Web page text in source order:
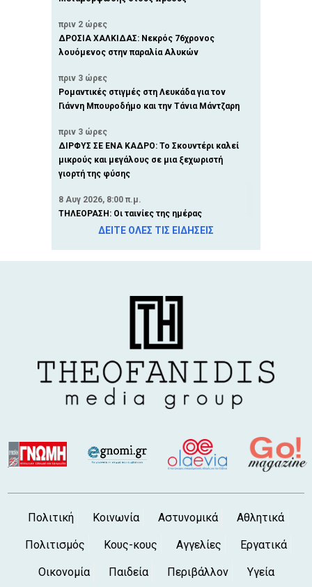
πριν 2 ώρες
ΔΡΟΣΙΑ ΧΑΛΚΙΔΑΣ: Νεκρός 76χρονος
λουόμενος στην παραλία Αλυκών
πριν 3 ώρες
Ρομαντικές στιγμές στη Λευκάδα για τον
Γιάννη Μπουροδήμο και την Τάνια Μάντζαρη
πριν 3 ώρες
ΔΙΡΦΥΣ ΣΕ ΕΝΑ ΚΑΔΡΟ: Το Σκουντέρι καλεί
μικρούς και μεγάλους σε μια ξεχωριστή
γιορτή της φύσης
8 Αυγ 2026, 8:00 π.μ.
ΤΗΛΕΟΡΑΣΗ: Οι ταινίες της ημέρας
(ΣΑΒΒΑΤΟ 8 ΑΥΓΟΥΣΤΟΥ)
7 Αυγ 2026, 8:00 μ.μ.
ΧΑΛΚΙΔΑ: Ο Σταύρος Ηλίας άφησε την
7 Αυγ 2026, 7:57 μ.μ.
ΑΓΕΧ: Ενισχύθηκε με δυο Αμερικανούς
7 Αυγ 2026, 7:28 μ.μ.
7 Αυγ 2026, 7:14 μ.μ.
Ακυβερνησία ιστιοφόρου με πέντε
Γερμανούς στο βόρειο λιμάνι της Χαλκίδας
7 Αυγ 2026, 6:52 μ.μ.
χρήση γεννήτριας
7 Αυγ 2026, 5:45 μ.μ.
σκουπίδια και έντονη δυσοσμία στην
ΔΕΙΤΕ ΟΛΕΣ ΤΙΣ ΕΙΔΗΣΕΙΣ
Πολιτική Κοινωνία Αστυνομικά Αθλητικά
Πολιτισμός Κους-κους Αγγελίες Εργατικά
Οικονομία Παιδεία Περιβάλλον Υγεία